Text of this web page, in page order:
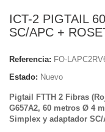
ICT-2 PIGTAIL
SC/APC +
Referencia: FO-
Estado: Nuevo
Pigtail FTTH 2 Fibras
G657A2, 60 metros Ø 4
Simplex y adaptador